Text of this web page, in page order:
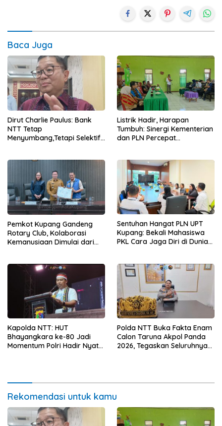
Baca Juga
Dirut Charlie Paulus: Bank
NTT Tetap
Menyumbang,Tetapi Selektif
Listrik Hadir, Harapan
Tumbuh: Sinergi Kementerian
dan PLN Percepat
Pemkot Kupang Gandeng
Rotary Club, Kolaborasi
Kemanusiaan Dimulai dari
Sentuhan Hangat PLN UPT
Kupang: Bekali Mahasiswa
PKL Cara Jaga Diri di Dunia
Kapolda NTT: HUT
Bhayangkara ke-80 Jadi
Momentum Polri Hadir Nyata
Polda NTT Buka Fakta Enam
Calon Taruna Akpol Panda
2026, Tegaskan Seluruhnya
Rekomendasi untuk kamu